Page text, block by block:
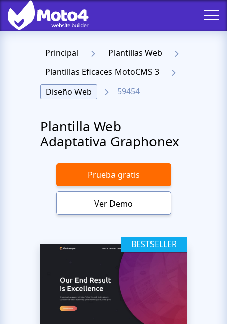
Principal
Plantillas Web
Plantillas Eficaces MotoCMS 3
Diseño Web
59454
Plantilla Web
Adaptativa Graphonex
Prueba gratis
Ver Demo
BESTSELLER